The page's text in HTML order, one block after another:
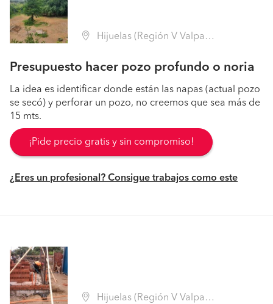
Hijuelas (Región V Valparaíso - Quillota)
Presupuesto hacer pozo profundo o noria
La idea es identificar donde están las napas (actual pozo
se secó) y perforar un pozo, no creemos que sea más de
15 mts.
¡Pide precio gratis y sin compromiso!
¿Eres un profesional? Consigue trabajos como este
Hijuelas (Región V Valparaíso - Quillota)